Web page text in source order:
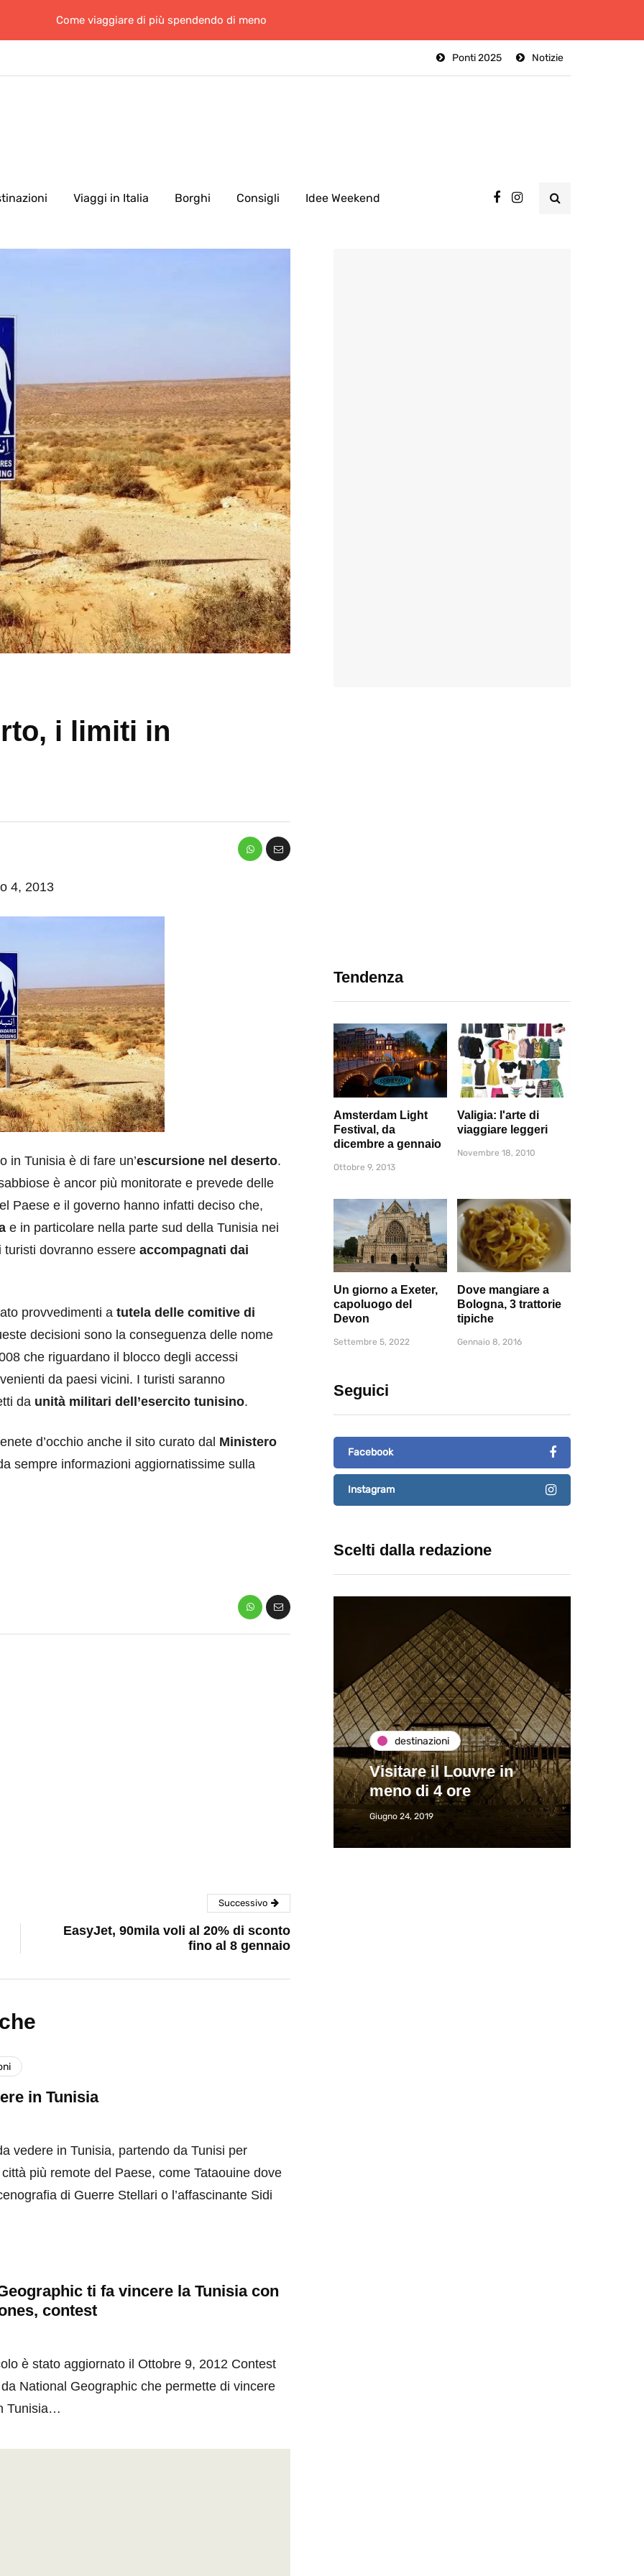
Come viaggiare di più spendendo di meno
Notizie
Ponti 2025
Viaggi in Italia Borghi Consigli Idee Weekend
i limiti in
4, 2013
in Tunisia è di fare un’escursione nel deserto.
è ancor più monitorate e prevede delle
Paese e il governo hanno infatti deciso che,
e in particolare nella parte sud della Tunisia nei
turisti dovranno essere accompagnati dai
provvedimenti a tutela delle comitive di
decisioni sono la conseguenza delle nome
che riguardano il blocco degli accessi
da paesi vicini. I turisti saranno
da unità militari dell’esercito tunisino.
d’occhio anche il sito curato dal Ministero
sempre informazioni aggiornatissime sulla
Tendenza
Amsterdam Light
Festival, da
dicembre a gennaio
Ottobre 9, 2013
Valigia: l'arte di
viaggiare leggeri
Novembre 18, 2010
Un giorno a Exeter,
capoluogo del
Devon
Settembre 5, 2022
Dove mangiare a
Bologna, 3 trattorie
tipiche
Gennaio 8, 2016
Seguici
Facebook
Instagram
Scelti dalla redazione
destinazioni
Visitare il Louvre in
meno di 4 ore
Giugno 24, 2019
Successivo
EasyJet, 90mila voli al 20% di sconto
fino al 8 gennaio
in Tunisia
vedere in Tunisia, partendo da Tunisi per
più remote del Paese, come Tataouine dove
di Guerre Stellari o l’affascinante Sidi
ti fa vincere la Tunisia con
contest
è stato aggiornato il Ottobre 9, 2012 Contest
National Geographic che permette di vincere
Tunisia…